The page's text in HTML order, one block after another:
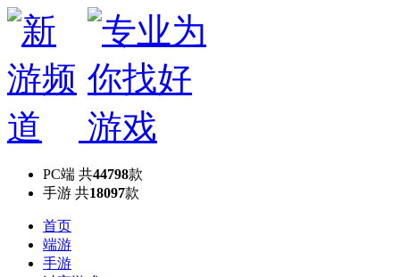
PC端 共44798款
手游 共18097款
首页
端游
手游